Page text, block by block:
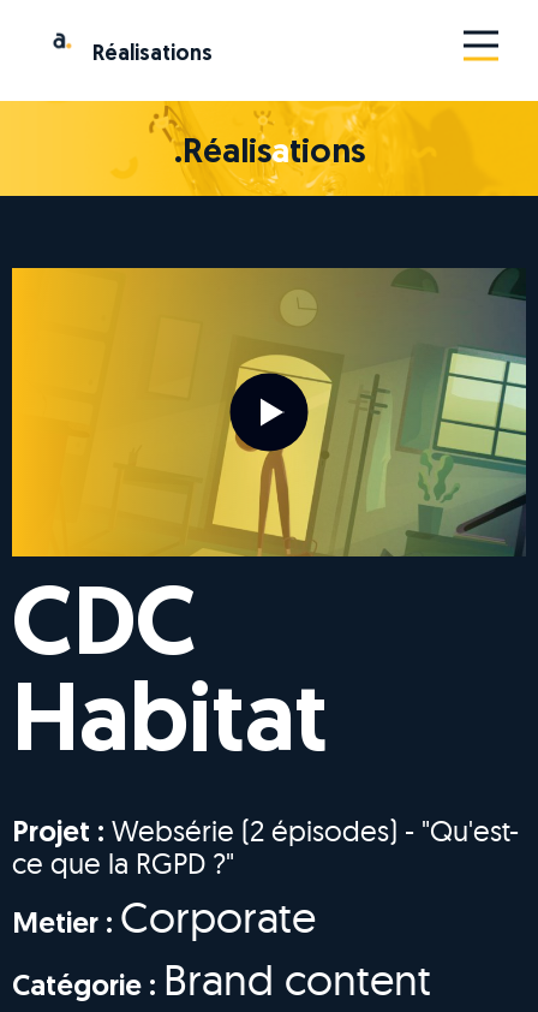
Réalisations
.Réalisations
CDC
Habitat
Projet : Websérie (2 épisodes) - "Qu'est-
ce que la RGPD ?"
Metier : Corporate
Catégorie : Brand content